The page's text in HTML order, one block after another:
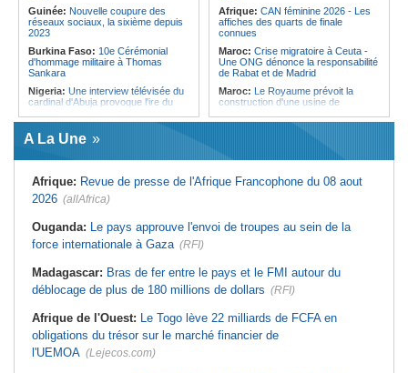
Guinée: Nouvelle coupure des
réseaux sociaux, la sixième depuis
2023
Burkina Faso: 10e Cérémonial
d'hommage militaire à Thomas
Sankara
Nigeria: Une interview télévisée du
cardinal d'Abuja provoque l'ire du
Afrique de l'Ouest:
22 milliards de FCFA en obligations
l'UEMOA
Cote d'Ivoire:Le retour du tambour
parleur «Djidji Ayôkwé» prend une
dimension politique
Guinée:
Le président dissipe les
doutes concernant son état de
santé dans un message publié sur X
l'assurance pour tous - Le pacte de
rupture
- Les retards du calendrier
alimentent les soupçons d'un report
Afrique: CAN féminine 2026 - Les
affiches des quarts de finale
connues
Maroc: Crise migratoire à Ceuta -
Une ONG dénonce la responsabilité
de Rabat et de Madrid
Maroc: Le Royaume prévoit la
construction d'une usine de
déchets à Casablanca
agents de sécurité, selon des
associations
Afrique:Revue de presse de
Maroc: Au-délà du communiqué -
Ce que révèle le discours du
ministère de l'Intérieur sur la crise
Afrique:AfroBasket U18 (F) - Le
Sénégal craque au 3e quart-temps
A La Une
Afrique: Revue de presse de l'Afrique Francophone du 08 aout
2026 (allAfrica)
Ouganda: Le pays approuve l'envoi de troupes au sein de la
force internationale à Gaza (RFI)
Madagascar: Bras de fer entre le pays et le FMI autour du
déblocage de plus de 180 millions de dollars (RFI)
Afrique de l'Ouest: Le Togo lève 22 milliards de FCFA en
obligations du trésor sur le marché financier de
l'UEMOA (Lejecos.com)